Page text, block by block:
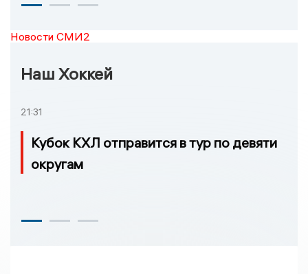
Новости СМИ2
Наш Хоккей
21:31
Кубок КХЛ отправится в тур по девяти
округам